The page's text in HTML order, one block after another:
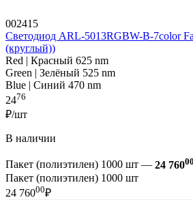
002415
Светодиод ARL-5013RGBW-B-7color
(круглый))
Red | Красный 625 nm
Green | Зелёный 525 nm
Blue | Синий 470 nm
2476
₽/шт
В наличии
Пакет (полиэтилен) 1000 шт — 24 76000
Пакет (полиэтилен) 1000 шт
24 76000₽